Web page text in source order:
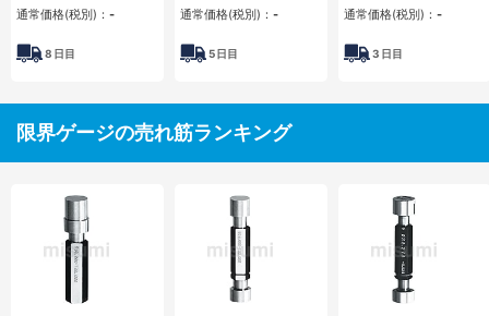
通常価格(税別)： -
8 日目
通常価格(税別)： -
5日目
通常価格(税別)： -
3 日目
限界ゲージの売れ筋ランキング